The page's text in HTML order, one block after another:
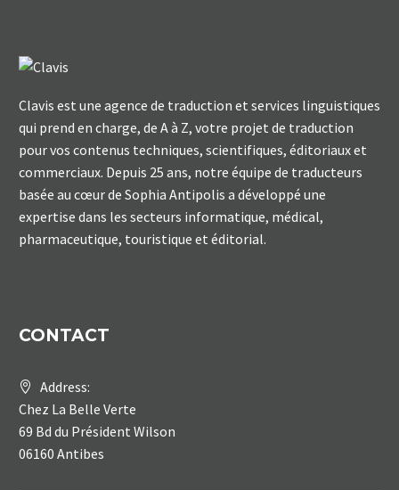
Clavis est une agence de traduction et services linguistiques
qui prend en charge, de A à Z, votre projet de traduction
pour vos contenus techniques, scientifiques, éditoriaux et
commerciaux. Depuis 25 ans, notre équipe de traducteurs
basée au cœur de Sophia Antipolis a développé une
expertise dans les secteurs informatique, médical,
pharmaceutique, touristique et éditorial.
CONTACT
Address:
Chez La Belle Verte
69 Bd du Président Wilson
06160 Antibes